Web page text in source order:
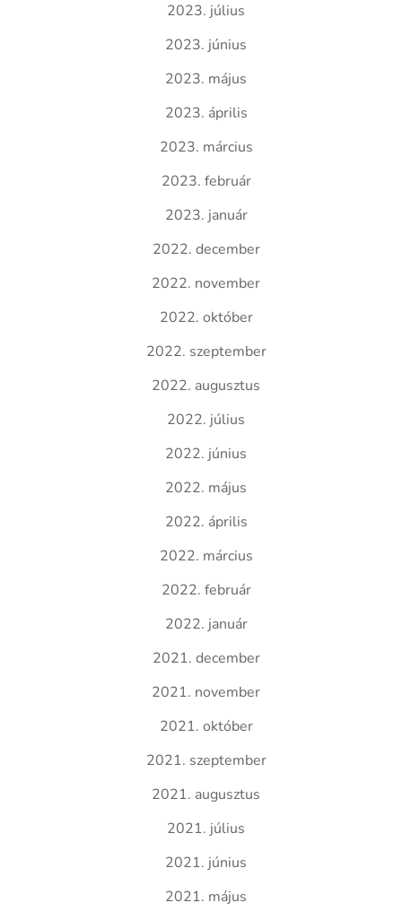
2023. július
2023. június
2023. május
2023. április
2023. március
2023. február
2023. január
2022. december
2022. november
2022. október
2022. szeptember
2022. augusztus
2022. július
2022. június
2022. május
2022. április
2022. március
2022. február
2022. január
2021. december
2021. november
2021. október
2021. szeptember
2021. augusztus
2021. július
2021. június
2021. május